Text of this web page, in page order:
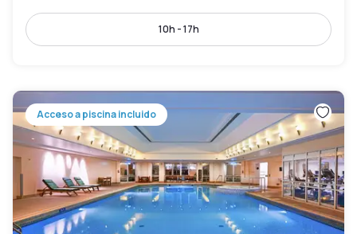
10h - 17h
Acceso a piscina incluido